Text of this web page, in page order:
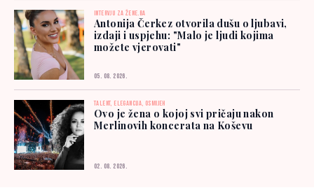
INTERVJU ZA ŽENE.BA
Antonija Čerkez otvorila dušu o ljubavi,
izdaji i uspjehu: "Malo je ljudi kojima
možete vjerovati"
05. 08. 2026.
TALENT, ELEGANCIJA, OSMIJEH
Ovo je žena o kojoj svi pričaju nakon
Merlinovih koncerata na Koševu
02. 08. 2026.